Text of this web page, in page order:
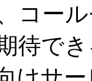
コー
待で